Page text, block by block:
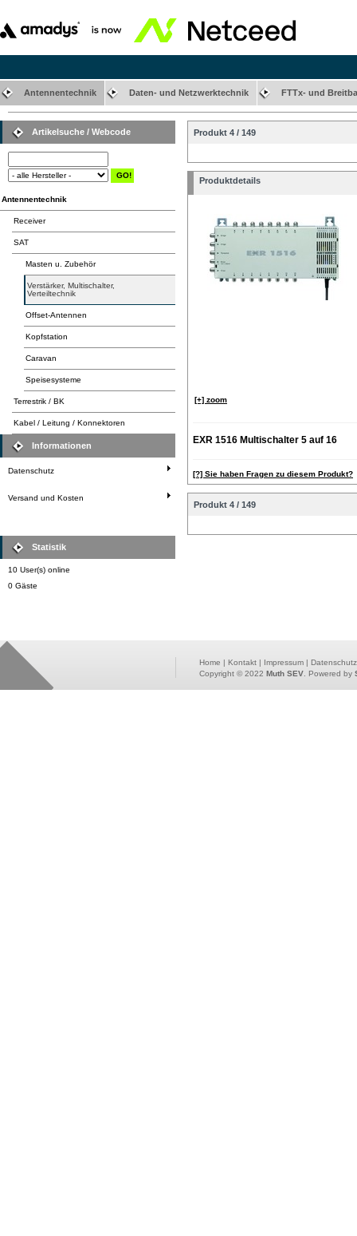
Antennentechnik Daten- und Netzwerktechnik FTTx- und
Artikelsuche / Webcode
Antennentechnik
Receiver
SAT
Masten u. Zubehör
Verstärker, Multischalter,
Verteiltechnik
Offset-Antennen
Kopfstation
Caravan
Speisesysteme
Terrestrik / BK
Kabel / Leitung / Konnektoren
Informationen
Datenschutz
Versand und Kosten
Statistik
10 User(s) online
0 Gäste
Produkt 4 / 149
Produktdetails
[+] zoom
EXR 1516 Multischalter 5 auf 16
[?] Sie haben Fragen zu diesem Produkt?
Produkt 4 / 149
Home | Kontakt | Impressum |
Copyright © 2022 Muth SEV . Powered by